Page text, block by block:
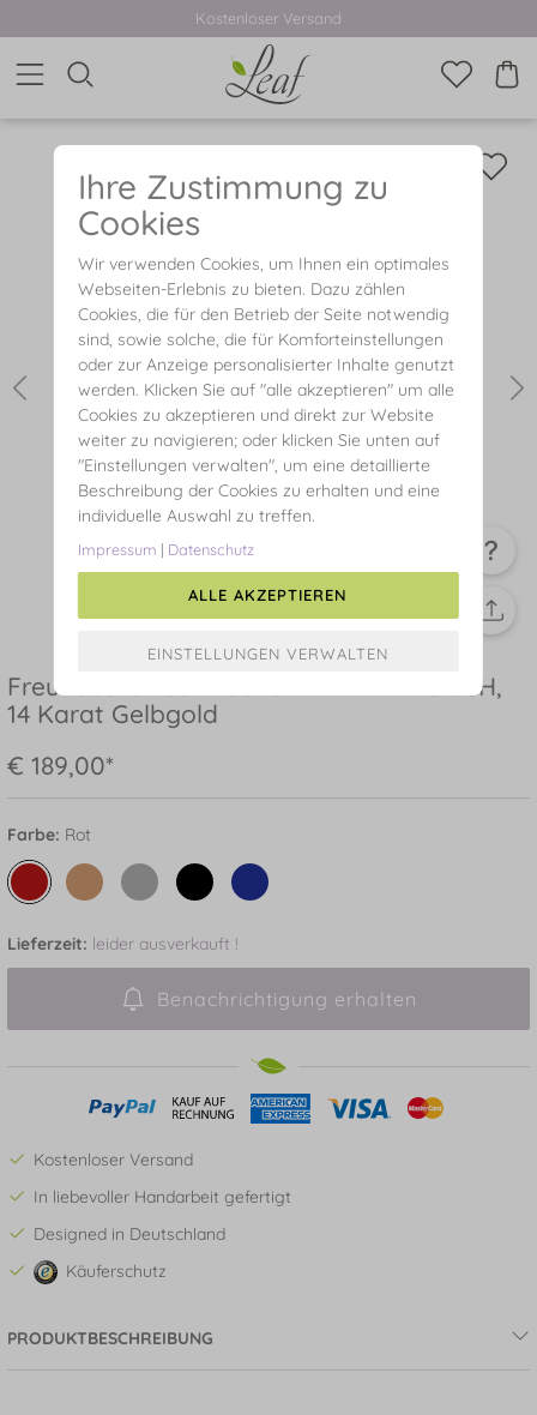
Kostenloser Versand
Freundschaftsarmband ETERNAL TOUCH,
14 Karat Gelbgold
€ 189,00*
Farbe: Rot
Lieferzeit: leider ausverkauft !
Benachrichtigung erhalten
Kostenloser Versand
In liebevoller Handarbeit gefertigt
Designed in Deutschland
Käuferschutz
PRODUKTBESCHREIBUNG
Ihre Zustimmung zu
Cookies
Wir verwenden Cookies, um Ihnen ein optimales
Webseiten-Erlebnis zu bieten. Dazu zählen
Cookies, die für den Betrieb der Seite notwendig
sind, sowie solche, die für Komforteinstellungen
oder zur Anzeige personalisierter Inhalte genutzt
werden. Klicken Sie auf "alle akzeptieren" um alle
Cookies zu akzeptieren und direkt zur Website
weiter zu navigieren; oder klicken Sie unten auf
"Einstellungen verwalten", um eine detaillierte
Beschreibung der Cookies zu erhalten und eine
individuelle Auswahl zu treffen.
Impressum | Datenschutz
ALLE AKZEPTIEREN